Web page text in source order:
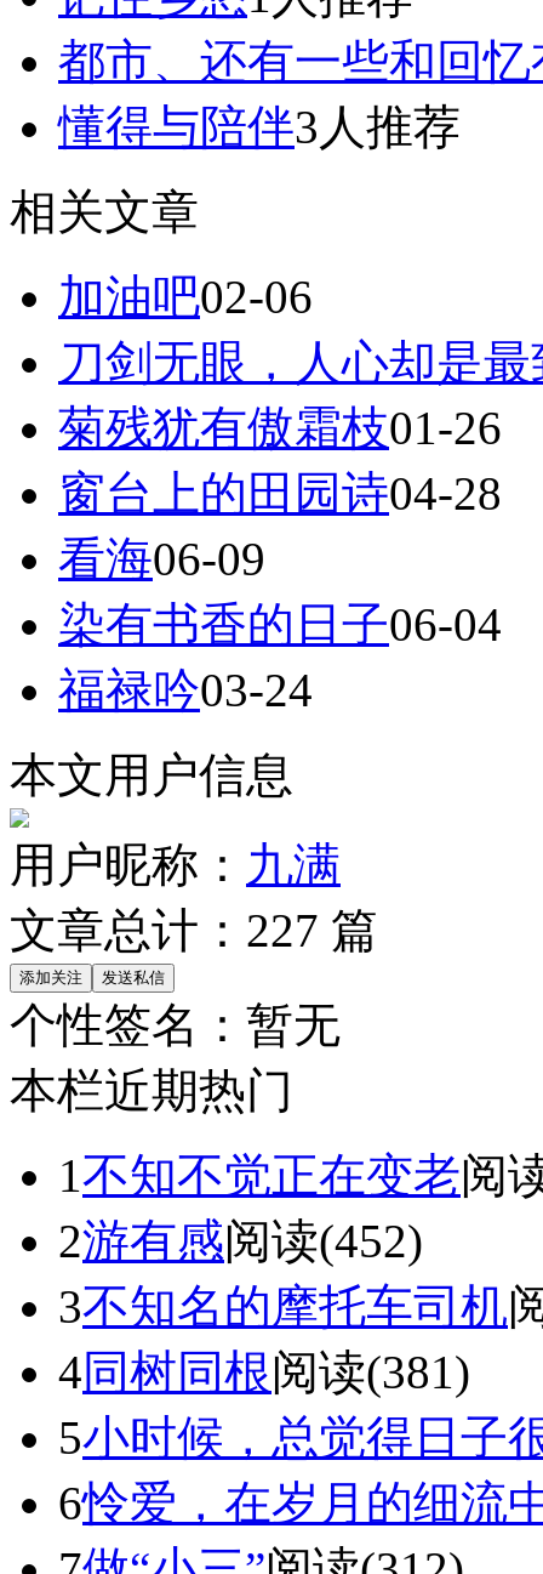
都市、还有一些和回
懂得与陪伴3人推荐
相关文章
加油吧02-06
刀剑无眼，人心却是
菊残犹有傲霜枝01-26
窗台上的田园诗04-28
看海06-09
染有书香的日子06-04
福禄吟03-24
本文用户信息
用户昵称： 九满
文章总计： 227 篇
个性签名： 暂无
本栏近期热门
1不知不觉正在变老阅
2游有感阅读(452)
3不知名的摩托车司机
4同树同根阅读(381)
5小时候，总觉得日子
6怜爱，在岁月的细流